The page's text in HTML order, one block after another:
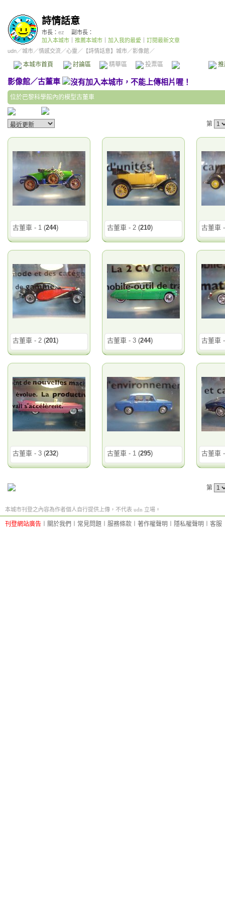
詩情話意
市長： ez
副市長：
加入本城市
推薦本城市 加入我的最愛
訂閱最新文章
udn／城市／情感交流／心靈 ／ 【詩情話意】城市／影像館／
本城市首頁 討論區 精華區 投票區 影像館
影像館／古董車
位於巴黎科學館內的模型古董車
第
古董車 - 1 (244) 古董車 - 2 (210) 古董車
古董車 - 2 (201) 古董車 - 3 (244) 古董車
古董車 - 3 (232) 古董車 - 1 (295) 古董車
第
本城市刊登之內容為作者個人自行提供上傳，不代表 udn 立場。
刊登網站廣告 關於我們 常見問題 服務條款 著作權聲明 隱私權聲明 客服